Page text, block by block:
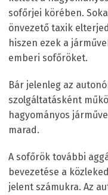
sofőrjei körében.
önvezető taxik
hiszen ezek a
emberi sofőröket.
Bár jelenleg az
szolgáltatásként
hagyományos
marad.
A sofőrök további
bevezetése a
jelent számukra. Az